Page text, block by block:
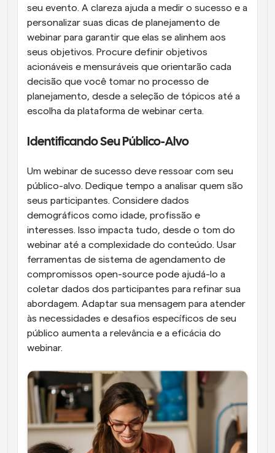
seu evento. A clareza ajuda a medir o sucesso e a
personalizar suas dicas de planejamento de
webinar para garantir que elas se alinhem aos
seus objetivos. Procure definir objetivos
acionáveis e mensuráveis que orientarão cada
decisão que você tomar no processo de
planejamento, desde a seleção de tópicos até a
escolha da plataforma de webinar certa.
Identificando Seu Público-Alvo
Um webinar de sucesso deve ressoar com seu
público-alvo. Dedique tempo a analisar quem são
seus participantes. Considere dados
demográficos como idade, profissão e
interesses. Isso impacta tudo, desde o tom do
webinar até a complexidade do conteúdo. Usar
ferramentas de sistema de agendamento de
compromissos open-source pode ajudá-lo a
coletar dados dos participantes para refinar sua
abordagem. Adaptar sua mensagem para atender
às necessidades e desafios específicos de seu
público aumenta a relevância e a eficácia do
webinar.